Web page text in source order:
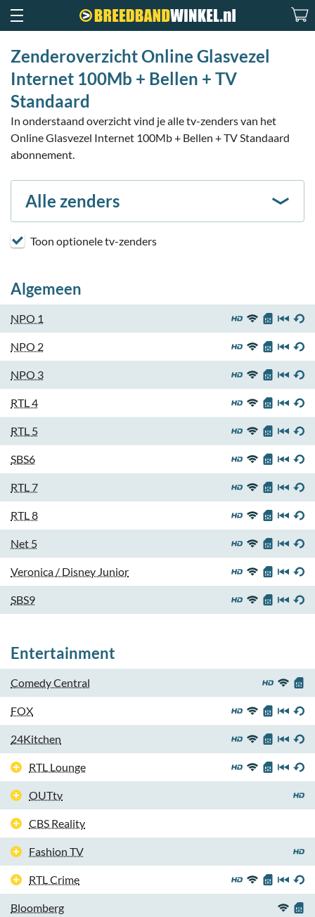
Zenderoverzicht Online Glasvezel
Internet 100Mb + Bellen + TV
Standaard
In onderstaand overzicht vind je alle tv-zenders van het
Online Glasvezel Internet 100Mb + Bellen + TV Standaard
abonnement.
Alle zenders
Toon optionele tv-zenders
Algemeen
NPO 1
NPO 2
NPO 3
RTL 4
RTL 5
SBS6
RTL 7
RTL 8
Net 5
Veronica / Disney Junior
SBS9
Entertainment
Comedy Central
FOX
24Kitchen
RTL Lounge
OUTtv
CBS Reality
Fashion TV
RTL Crime
Bloomberg